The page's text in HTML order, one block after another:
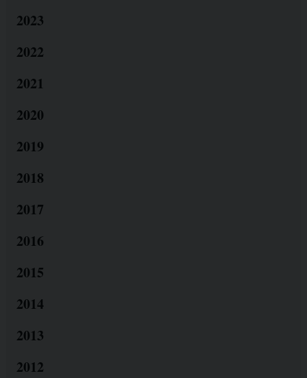
2023
2022
2021
2020
2019
2018
2017
2016
2015
2014
2013
2012